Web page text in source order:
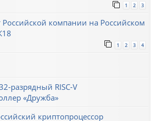
1 2 3
компании на Российском
1 2 3 4
разрядный RISC-V
«Дружба»
криптопроцессор